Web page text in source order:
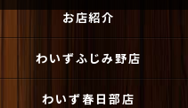
お店紹介
わいずふじみ野店
わいず春日部店